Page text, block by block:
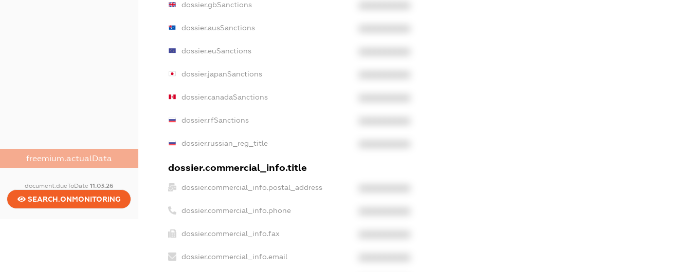
freemium.actualData
document.dueToDate 11.03.26
SEARCH.ONMONITORING
dossier.gbSanctions
dossier.ausSanctions
dossier.euSanctions
dossier.japanSanctions
dossier.canadaSanctions
dossier.rfSanctions
dossier.russian_reg_title
dossier.commercial_info.title
dossier.commercial_info.postal_address
dossier.commercial_info.phone
dossier.commercial_info.fax
dossier.commercial_info.email